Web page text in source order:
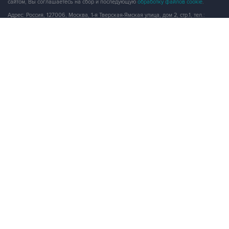
сайтом, Вы соглашаетесь на сбор и последующую обработку файлов cookie
Адрес: Россия, 127006, Москва, 1-я Тверская-Ямская улица, дом 2, стр.1, тел.: